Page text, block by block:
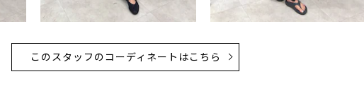
このスタッフのコーディネートはこちら